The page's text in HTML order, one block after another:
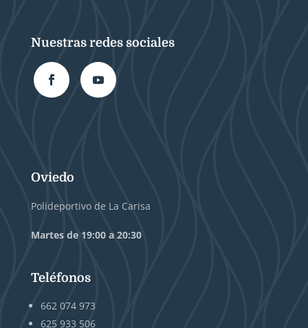
Nuestras redes sociales
Oviedo
Polideportivo de La Carisa
Martes de 19:00 a 20:30
Teléfonos
662 074 973
625 933 506